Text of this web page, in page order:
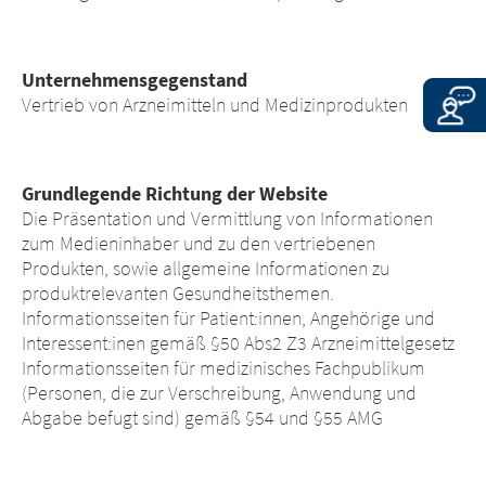
Unternehmensgegenstand
Vertrieb von Arzneimitteln und Medizinprodukten
Grundlegende Richtung der Website
Die Präsentation und Vermittlung von Informationen
zum Medieninhaber und zu den vertriebenen
Produkten, sowie allgemeine Informationen zu
produktrelevanten Gesundheitsthemen.
Informationsseiten für Patient:innen, Angehörige und
Interessent:inen gemäß §50 Abs2 Z3 Arzneimittelgesetz
Informationsseiten für medizinisches Fachpublikum
(Personen, die zur Verschreibung, Anwendung und
Abgabe befugt sind) gemäß §54 und §55 AMG
Inhalte auf den verlinkten Websites zu
CONTINUE TO